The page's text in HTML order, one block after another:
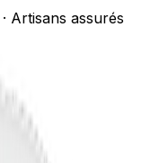
Artisans assurés